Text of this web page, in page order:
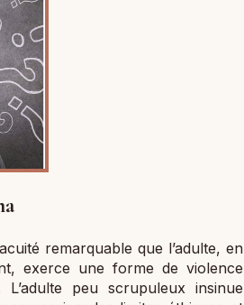
remarquable que l’adulte, en
exerce une forme de violence
L’adulte peu scrupuleux insinue